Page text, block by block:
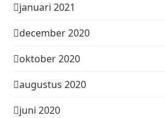
januari 2021
december 2020
oktober 2020
augustus 2020
juni 2020